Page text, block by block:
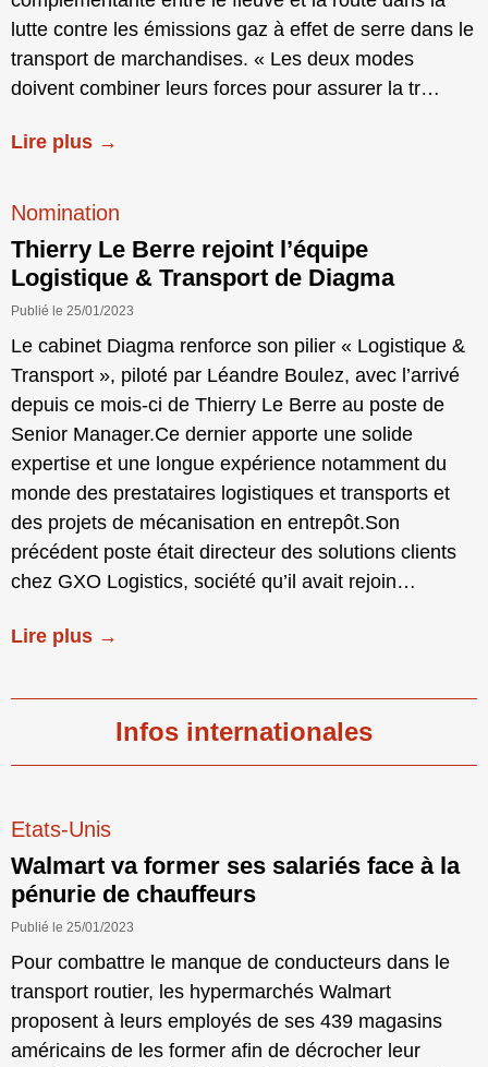
lutte contre les émissions gaz à effet de serre dans le
transport de marchandises. « Les deux modes
doivent combiner leurs forces pour assurer la tr…
Lire plus →
Nomination
Thierry Le Berre rejoint l’équipe
Logistique & Transport de Diagma
Publié le 25/01/2023
Le cabinet Diagma renforce son pilier « Logistique &
Transport », piloté par Léandre Boulez, avec l’arrivé
depuis ce mois-ci de Thierry Le Berre au poste de
Senior Manager.Ce dernier apporte une solide
expertise et une longue expérience notamment du
monde des prestataires logistiques et transports et
des projets de mécanisation en entrepôt.Son
précédent poste était directeur des solutions clients
chez GXO Logistics, société qu’il avait rejoin…
Lire plus →
Infos internationales
Etats-Unis
Walmart va former ses salariés face à la
pénurie de chauffeurs
Publié le 25/01/2023
Pour combattre le manque de conducteurs dans le
transport routier, les hypermarchés Walmart
proposent à leurs employés de ses 439 magasins
américains de les former afin de décrocher leur